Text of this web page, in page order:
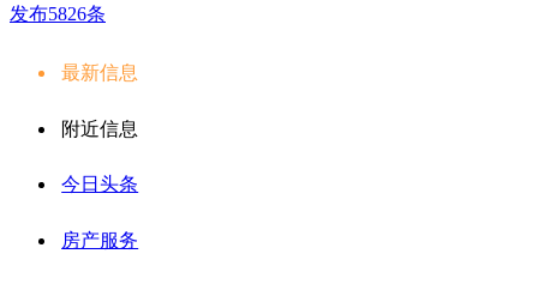
发布5826条
最新信息
附近信息
今日头条
房产服务